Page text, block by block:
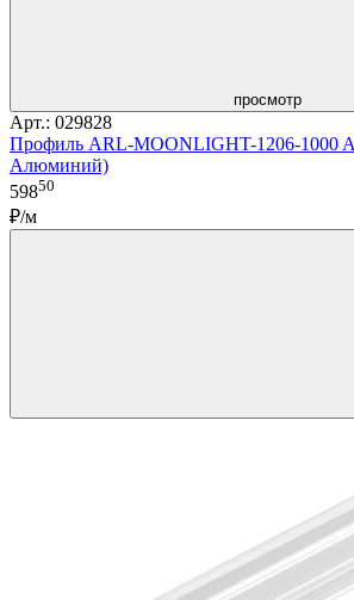
просмотр
Арт.: 029828
Профиль ARL-MOONLIGHT-1206-1000
Алюминий)
59850
₽/м